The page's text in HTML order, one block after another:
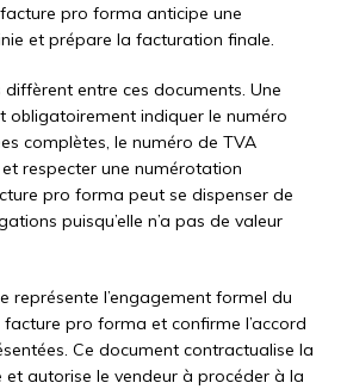
pro forma anticipe une
et prépare la facturation finale.
entre ces documents. Une
indiquer le numéro
complètes, le numéro de TVA
respecter une numérotation
pro forma peut se dispenser de
puisqu’elle n’a pas de valeur
représente l’engagement formel du
pro forma et confirme l’accord
Ce document contractualise la
autorise le vendeur à procéder à la